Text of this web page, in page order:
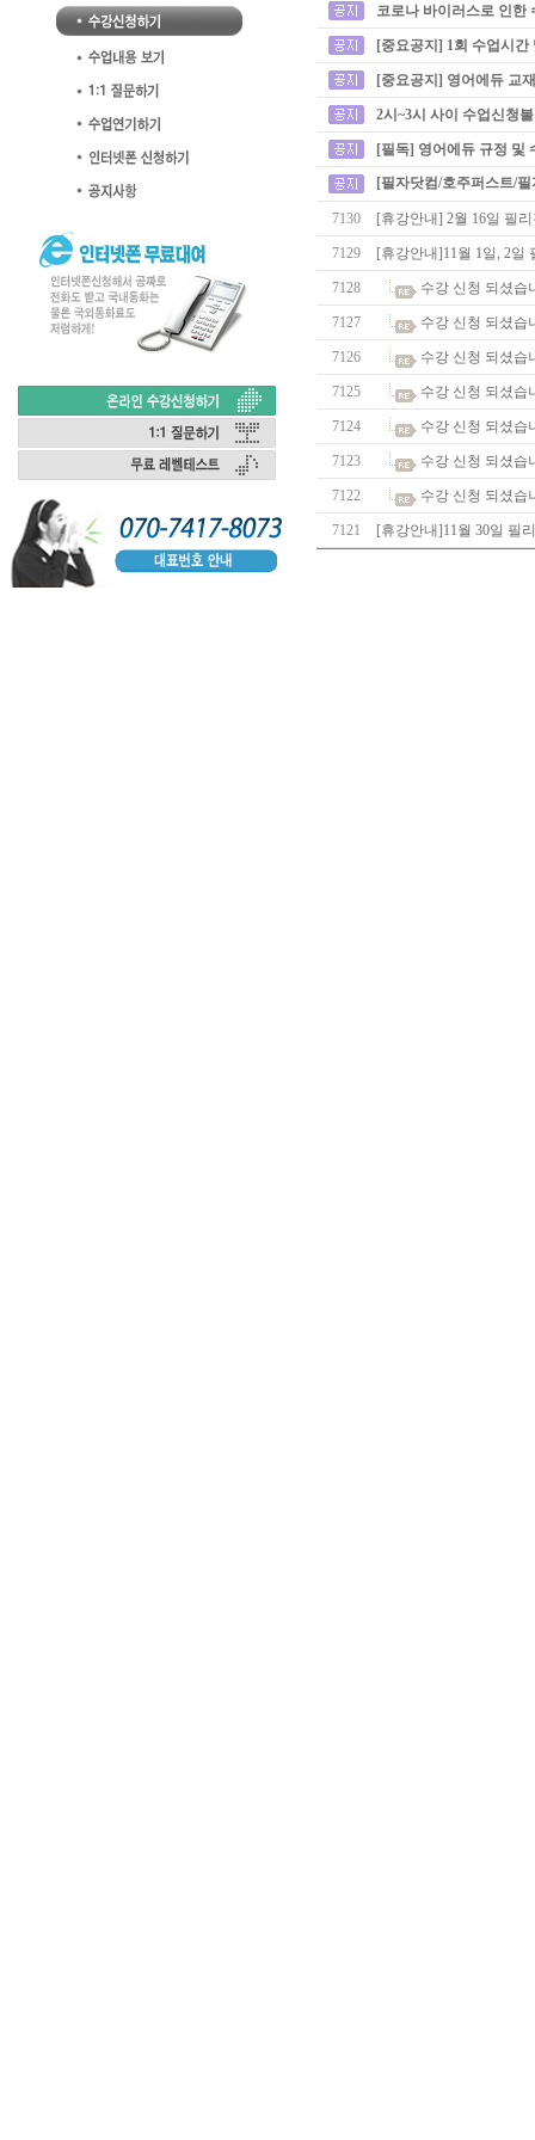
코로나 바이러스로 인한
[중요공지] 1회 수업시
[중요공지] 영어에듀 교
2시~3시 사이 수업신청
[필독] 영어에듀 규정 및
[필자닷컴/호주퍼스트/
7130 [휴강안내] 2월 16일 필
7129 [휴강안내]11월 1일, 2일
7128 수강 신청 되셨습
7127 수강 신청 되셨습
7126 수강 신청 되셨습
7125 수강 신청 되셨습
7124 수강 신청 되셨습
7123 수강 신청 되셨습
7122 수강 신청 되셨습
7121 [휴강안내]11월 30일 필